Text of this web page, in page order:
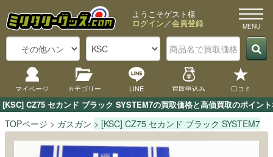
[KSC] CZ75 セカンド ブラック SYSTEM7の買取価格と高価買取のポイン
ようこそゲスト様
ログイン／会員登録
マイページ カテゴリー LINE 買取申込み 口コミ
TOPページ ガスガン [KSC] CZ75 セカンド ブラック SYSTEM7